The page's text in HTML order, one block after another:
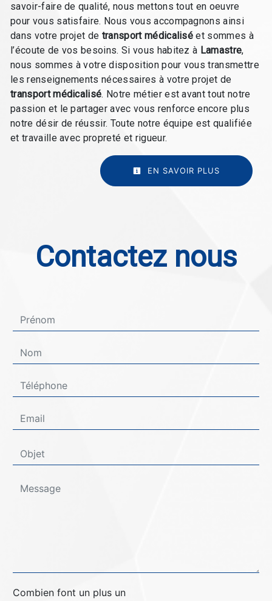
savoir-faire de qualité, nous mettons tout en oeuvre
pour vous satisfaire. Nous vous accompagnons ainsi
dans votre projet de transport médicalisé et sommes à
l’écoute de vos besoins. Si vous habitez à Lamastre,
nous sommes à votre disposition pour vous transmettre
les renseignements nécessaires à votre projet de
transport médicalisé. Notre métier est avant tout notre
passion et le partager avec vous renforce encore plus
notre désir de réussir. Toute notre équipe est qualifiée
et travaille avec propreté et rigueur.
EN SAVOIR PLUS
Contactez nous
Combien font un plus un